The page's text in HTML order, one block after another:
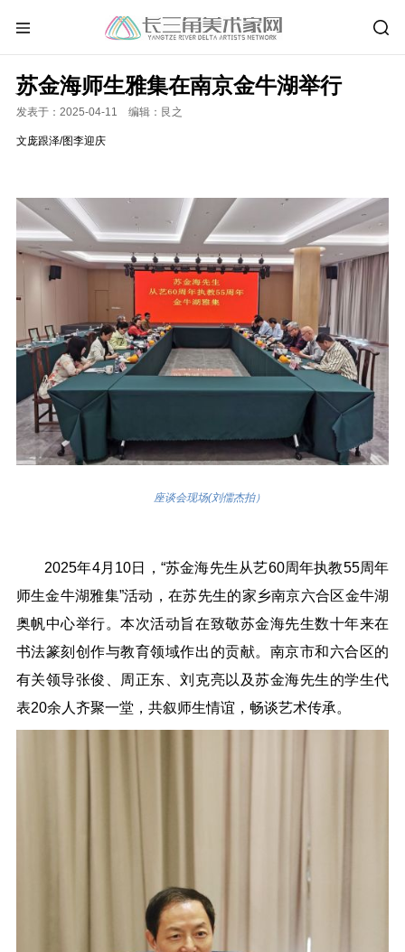
苏金海师生雅集在南京金牛湖举行
发表于：2025-04-11 编辑：艮之
文庞跟泽/图李迎庆
座谈会现场(刘儒杰拍）
2025年4月10日，“苏金海先生从艺60周年执教55周年
师生金牛湖雅集”活动，在苏先生的家乡南京六合区金牛湖
奥帆中心举行。本次活动旨在致敬苏金海先生数十年来在
书法篆刻创作与教育领域作出的贡献。南京市和六合区的
有关领导张俊、周正东、刘克亮以及苏金海先生的学生代
表20余人齐聚一堂，共叙师生情谊，畅谈艺术传承。